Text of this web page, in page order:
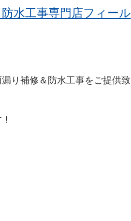
水工事専門店フィール
り補修＆防水工事をご提供致